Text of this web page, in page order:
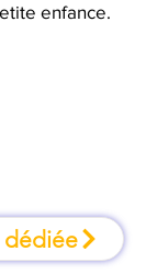
enfance.
dédiée